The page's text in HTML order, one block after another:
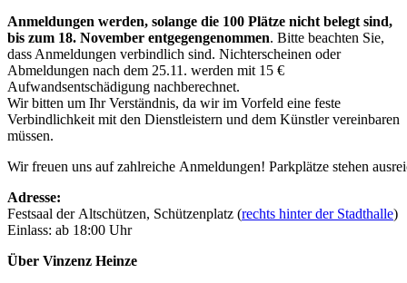
Anmeldungen werden, solange die 100 Plätze nicht belegt sind,
bis zum 18. November entgegengenommen. Bitte beachten Sie,
dass Anmeldungen verbindlich sind. Nichterscheinen oder
Abmeldungen nach dem 25.11. werden mit 15 €
Aufwandsentschädigung nachberechnet.
Wir bitten um Ihr Verständnis, da wir im Vorfeld eine feste
Verbindlichkeit mit den Dienstleistern und dem Künstler vereinbaren
müssen.
Wir freuen uns auf zahlreiche Anmeldungen! Parkplätze stehen
Adresse:
Festsaal der Altschützen, Schützenplatz (rechts hinter der Stadthalle)
Einlass: ab 18:00 Uhr
Über Vinzenz Heinze